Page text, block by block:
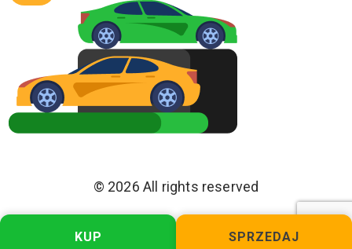
KUP SPRZEDAJ
© 2026 All rights reserved
Polityka Prywatności